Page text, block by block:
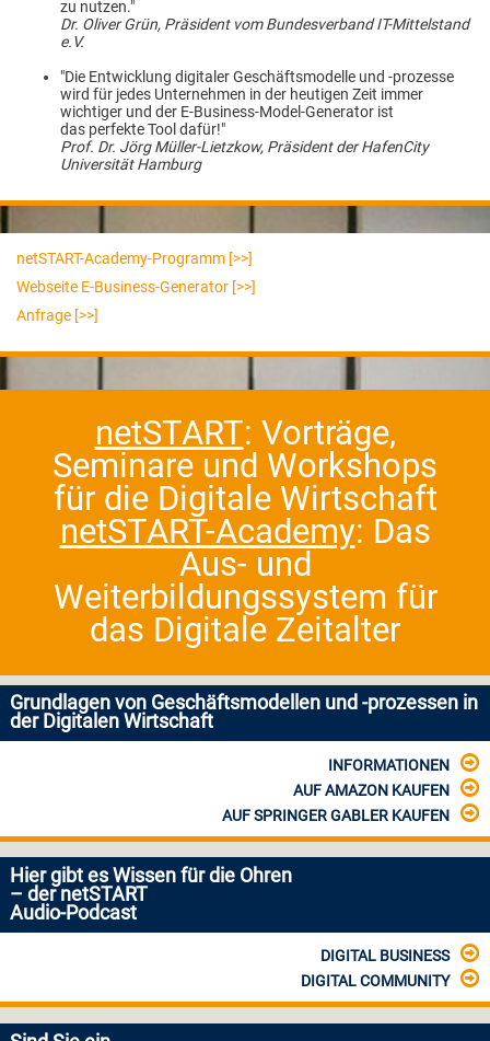
zu nutzen."
Dr. Oliver Grün, Präsident vom Bundesverband IT-Mittelstand
e.V.
"Die Entwicklung digitaler Geschäftsmodelle und -prozesse
wird für jedes Unternehmen in der heutigen Zeit immer
wichtiger und der E-Business-Model-Generator ist
das perfekte Tool dafür!"
Prof. Dr. Jörg Müller-Lietzkow, Präsident der HafenCity
Universität Hamburg
netSTART-Academy-Programm [>>]
Webseite E-Business-Generator [>>]
Anfrage [>>]
netSTART: Vorträge,
Seminare und Workshops
für die Digitale Wirtschaft
netSTART-Academy: Das
Aus- und
Weiterbildungssystem für
das Digitale Zeitalter
Grundlagen von Geschäftsmodellen und -prozessen in
der Digitalen Wirtschaft
INFORMATIONEN
AUF AMAZON KAUFEN
AUF SPRINGER GABLER KAUFEN
Hier gibt es Wissen für die Ohren
– der netSTART
Audio-Podcast
DIGITAL BUSINESS
DIGITAL COMMUNITY